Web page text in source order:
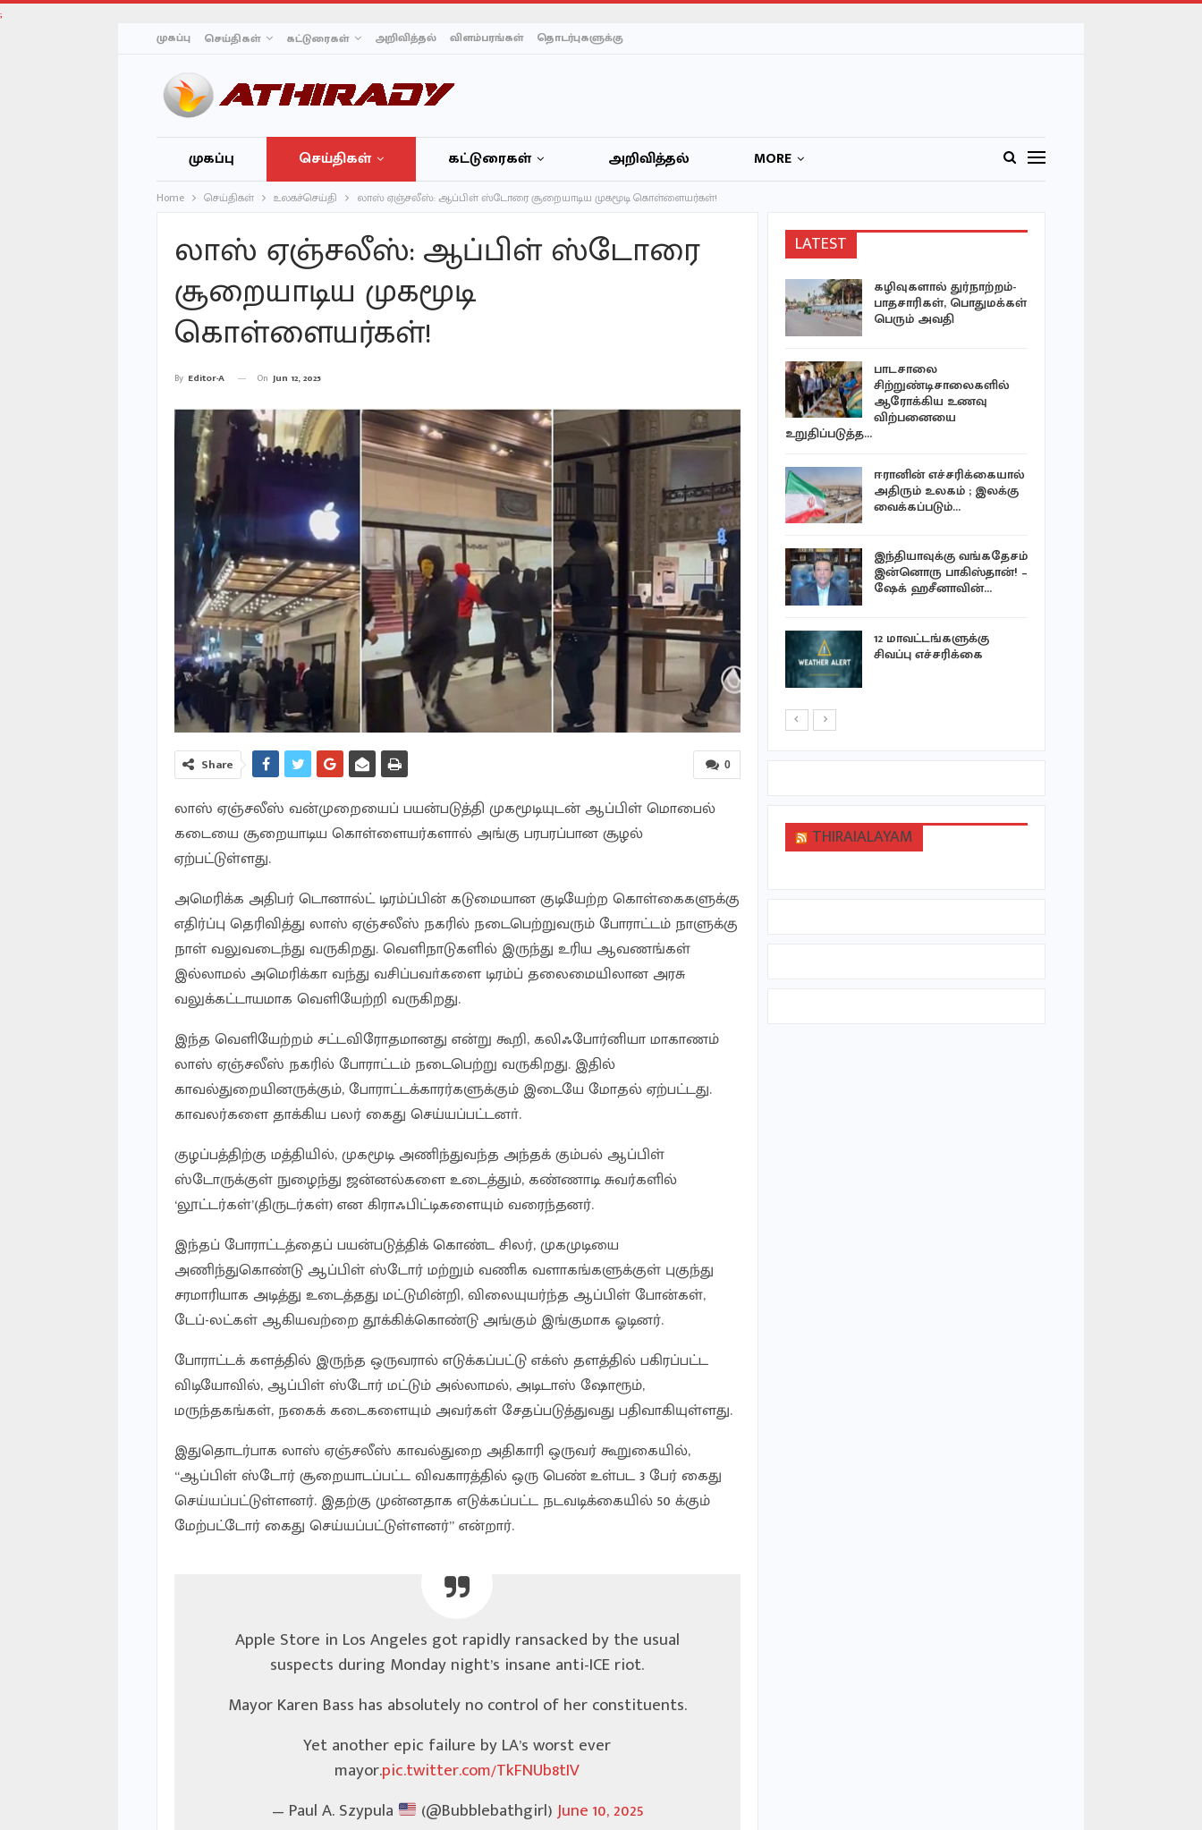
;
முகப்பு செய்திகள் கட்டுரைகள் அறிவித்தல் விளம்பரங்கள் தொடர்புகளுக்கு
முகப்பு செய்திகள் கட்டுரைகள் அறிவித்தல் MORE
Home செய்திகள் உலகச்செய்தி லாஸ் ஏஞ்சலீஸ்: ஆப்பிள் ஸ்டோரை சூறையாடிய முகமூடி கொள்ளையர்கள்!
லாஸ் ஏஞ்சலீஸ்: ஆப்பிள் ஸ்டோரை
சூறையாடிய முகமூடி
கொள்ளையர்கள்!
By Editor-A On Jun 12, 2025
0
Share
லாஸ் ஏஞ்சலீஸ் வன்முறையைப் பயன்படுத்தி முகமூடியுடன் ஆப்பிள் மொபைல்
கடையை சூறையாடிய கொள்ளையர்களால் அங்கு பரபரப்பான சூழல்
ஏற்பட்டுள்ளது.
அமெரிக்க அதிபர் டொனால்ட் டிரம்ப்பின் கடுமையான குடியேற்ற கொள்கைகளுக்கு
எதிர்ப்பு தெரிவித்து லாஸ் ஏஞ்சலீஸ் நகரில் நடைபெற்றுவரும் போராட்டம் நாளுக்கு
நாள் வலுவடைந்து வருகிறது. வெளிநாடுகளில் இருந்து உரிய ஆவணங்கள்
இல்லாமல் அமெரிக்கா வந்து வசிப்பவா்களை டிரம்ப் தலைமையிலான அரசு
வலுக்கட்டாயமாக வெளியேற்றி வருகிறது.
இந்த வெளியேற்றம் சட்டவிரோதமானது என்று கூறி, கலிஃபோர்னியா மாகாணம்
லாஸ் ஏஞ்சலீஸ் நகரில் போராட்டம் நடைபெற்று வருகிறது. இதில்
காவல்துறையினருக்கும், போராட்டக்காரர்களுக்கும் இடையே மோதல் ஏற்பட்டது.
காவலர்களை தாக்கிய பலர் கைது செய்யப்பட்டனா்.
குழப்பத்திற்கு மத்தியில், முகமூடி அணிந்துவந்த அந்தக் கும்பல் ஆப்பிள்
ஸ்டோருக்குள் நுழைந்து ஜன்னல்களை உடைத்தும், கண்ணாடி சுவர்களில்
‘லூட்டர்கள்’(திருடர்கள்) என கிராஃபிட்டிகளையும் வரைந்தனர்.
இந்தப் போராட்டத்தைப் பயன்படுத்திக் கொண்ட சிலர், முகமுடியை
அணிந்துகொண்டு ஆப்பிள் ஸ்டோர் மற்றும் வணிக வளாகங்களுக்குள் புகுந்து
சரமாரியாக அடித்து உடைத்தது மட்டுமின்றி, விலையுயர்ந்த ஆப்பிள் போன்கள்,
டேப்-லட்கள் ஆகியவற்றை தூக்கிக்கொண்டு அங்கும் இங்குமாக ஓடினர்.
போராட்டக் களத்தில் இருந்த ஒருவரால் எடுக்கப்பட்டு எக்ஸ் தளத்தில் பகிரப்பட்ட
விடியோவில், ஆப்பிள் ஸ்டோர் மட்டும் அல்லாமல், அடிடாஸ் ஷோரூம்,
மருந்தகங்கள், நகைக் கடைகளையும் அவர்கள் சேதப்படுத்துவது பதிவாகியுள்ளது.
இதுதொடர்பாக லாஸ் ஏஞ்சலீஸ் காவல்துறை அதிகாரி ஒருவர் கூறுகையில்,
“ஆப்பிள் ஸ்டோர் சூறையாடப்பட்ட விவகாரத்தில் ஒரு பெண் உள்பட 3 பேர் கைது
செய்யப்பட்டுள்ளனர். இதற்கு முன்னதாக எடுக்கப்பட்ட நடவடிக்கையில் 50 க்கும்
மேற்பட்டோர் கைது செய்யப்பட்டுள்ளனர்” என்றார்.
Apple Store in Los Angeles got rapidly ransacked by the usual
suspects during Monday night’s insane anti-ICE riot.
Mayor Karen Bass has absolutely no control of her constituents.
Yet another epic failure by LA’s worst ever
mayor.pic.twitter.com/TkFNUb8tIV
— Paul A. Szypula
(@Bubblebathgirl)June 10, 2025
LATEST
நெடுந்தீவு கடலில்
தத்தளித்த நிலையில்
மீட்கப்பட்ட தமிழக…
பிரிட்டிஷ்
கொலம்பியாவில்
பேரழிவை ஏற்படுத்திய
காட்டுத்தீ
போதைப்பொருள்
கடத்தல் காரி ‘மது’ கைது
கழிவுகளால் துர்நாற்றம்-
பாதசாரிகள், பொதுமக்கள்
பெரும் அவதி
பாடசாலை
சிற்றுண்டிசாலைகளில்
ஆரோக்கிய உணவு
விற்பனையை
உறுதிப்படுத்த…
ஈரானின் எச்சரிக்கையால்
அதிரும் உலகம் ; இலக்கு
வைக்கப்படும்…
இந்தியாவுக்கு வங்கதேசம்
இன்னொரு பாகிஸ்தான்! –
ஷேக் ஹசீனாவின்…
12 மாவட்டங்களுக்கு
சிவப்பு எச்சரிக்கை
THIRAIALAYAM